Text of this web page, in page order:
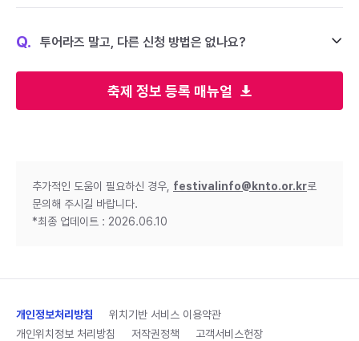
축제 정보 등록 매뉴얼
Q. 투어라즈 말고, 다른 신청 방법은 없나요?
추가적인 도움이 필요하신 경우, festivalinfo@knto.or.kr로
문의해 주시길 바랍니다.
*최종 업데이트 : 2026.06.10
개인정보처리방침
위치기반 서비스 이용약관
개인위치정보 처리방침
저작권정책 고객서비스헌장